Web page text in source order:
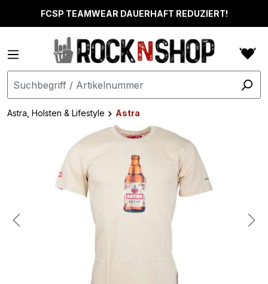
springenFCSP TEAMWEAR DAUERHAFT REDUZIERT!
Astra, Holsten & Lifestyle
Astra
Bildergalerie überspringen